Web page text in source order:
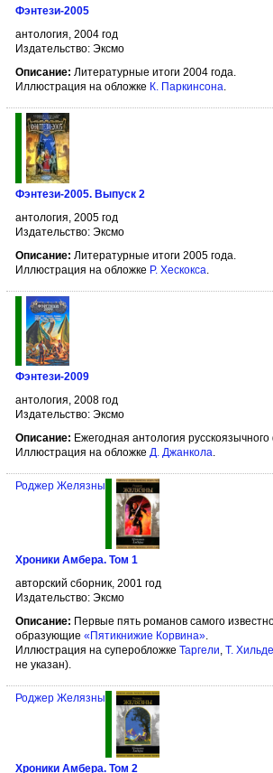
Фэнтези-2005
антология, 2004 год
Издательство: Эксмо
Описание: Литературные итоги 2004 года.
Иллюстрация на обложке К. Паркинсона.
Фэнтези-2005. Выпуск 2
антология, 2005 год
Издательство: Эксмо
Описание: Литературные итоги 2005 года.
Иллюстрация на обложке Р. Хескокса
Фэнтези-2009
антология, 2008 год
Издательство: Эксмо
Описание: Ежегодная антология
Иллюстрация на обложке Д. Джанкола.
Роджер Желязны
Хроники Амбера. Том 1
авторский сборник, 2001 год
Издательство: Эксмо
Описание: Первые пять романов самого
образующие «Пятикнижие Корвина».
Иллюстрация на суперобложке Таргели, Т.
не указан).
Роджер Желязны
Хроники Амбера. Том 2